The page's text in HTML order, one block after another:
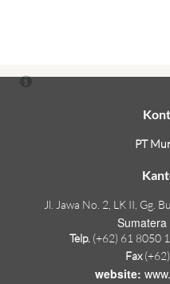
PT
Jl. Jawa No. 2, LK II, Gg.
Sumatera
Telp. (+62) 61 8050
Fax
website: